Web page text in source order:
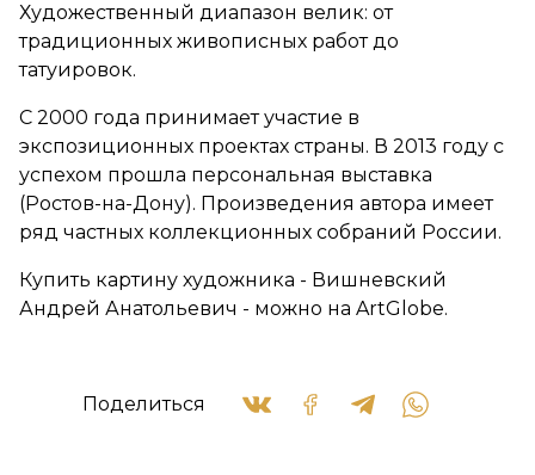
Художественный диапазон велик: от
традиционных живописных работ до
татуировок.
С 2000 года принимает участие в
экспозиционных проектах страны. В 2013 году с
успехом прошла персональная выставка
(Ростов-на-Дону). Произведения автора имеет
ряд частных коллекционных собраний России.
Купить картину художника - Вишневский
Андрей Анатольевич - можно на ArtGlobe.
Поделиться